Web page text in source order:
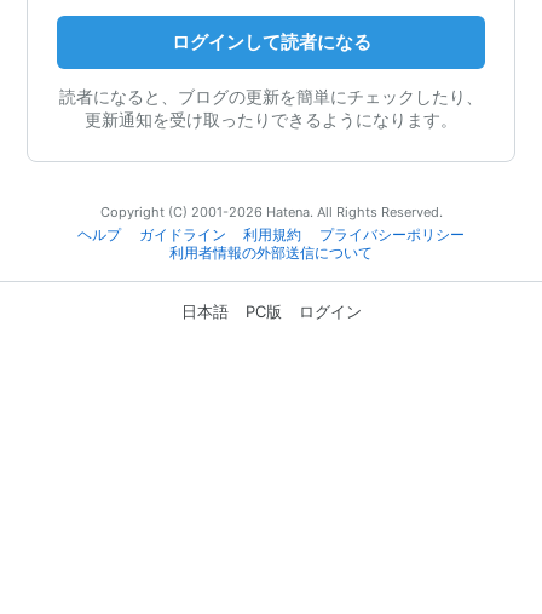
ログインして読者になる
読者になると、ブログの更新を簡単にチェックしたり、
更新通知を受け取ったりできるようになります。
Copyright (C) 2001-2026 Hatena. All Rights Reserved.
ヘルプ
ガイドライン 利用規約
プライバシーポリシー
利用者情報の外部送信について
日本語 PC版 ログイン